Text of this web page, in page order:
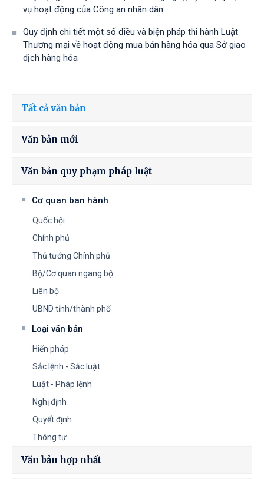
vụ hoạt động của Công an nhân dân
Quy định chi tiết một số điều và biện pháp thi hành Luật
Thương mại về hoạt động mua bán hàng hóa qua Sở giao
dịch hàng hóa
Tất cả văn bản
Văn bản mới
Văn bản quy phạm pháp luật
Cơ quan ban hành
Quốc hội
Chính phủ
Thủ tướng Chính phủ
Bộ/Cơ quan ngang bộ
Liên bộ
UBND tỉnh/thành phố
Loại văn bản
Hiến pháp
Sắc lệnh - Sắc luật
Luật - Pháp lệnh
Nghị định
Quyết định
Thông tư
Văn bản hợp nhất